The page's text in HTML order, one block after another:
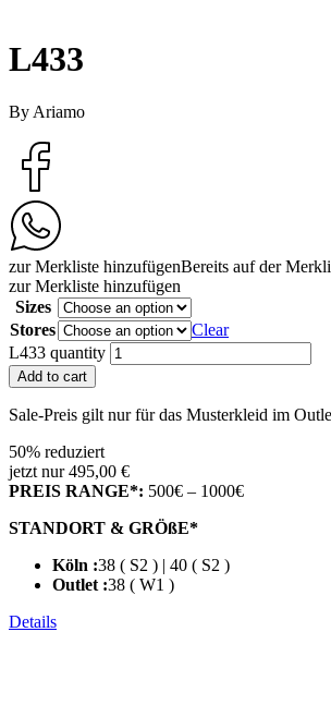
L433
By Ariamo
zur Merkliste hinzufügenBereits auf der
zur Merkliste hinzufügen
Sizes
Stores
Clear
L433 quantity
Add to cart
Sale-Preis gilt nur für das Musterkleid im
50% reduziert
jetzt nur 495,00 €
PREIS RANGE*: 500€ – 1000€
STANDORT & GRÖßE*
Köln :38 ( S2 ) | 40 ( S2 )
Outlet :38 ( W1 )
Details